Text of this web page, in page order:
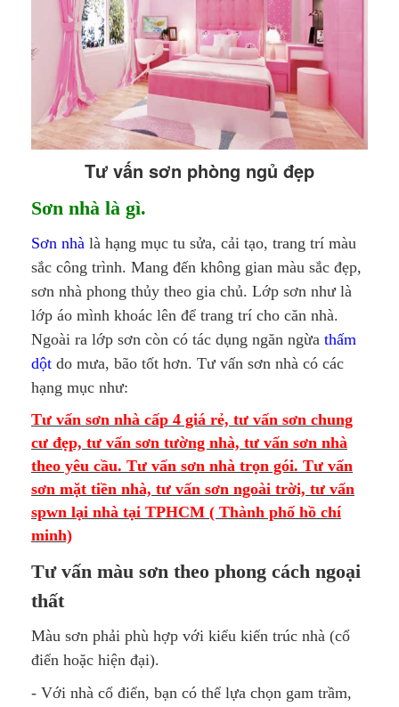
Tư vấn sơn phòng ngủ đẹp
Sơn nhà là gì.
Sơn nhà là hạng mục tu sửa, cải tạo, trang trí màu
sắc công trình. Mang đến không gian màu sắc đẹp,
sơn nhà phong thủy theo gia chủ. Lớp sơn như là
lớp áo mình khoác lên để trang trí cho căn nhà.
Ngoài ra lớp sơn còn có tác dụng ngăn ngừa thấm
dột do mưa, bão tốt hơn. Tư vấn sơn nhà có các
hạng mục như:
Tư vấn sơn nhà cấp 4 giá rẻ, tư vấn sơn chung
cư đẹp, tư vấn sơn tường nhà, tư vấn sơn nhà
theo yêu cầu. Tư vấn sơn nhà trọn gói. Tư vấn
sơn mặt tiền nhà, tư vấn sơn ngoài trời, tư vấn
spwn lại nhà tại TPHCM ( Thành phố hồ chí
minh)
Tư vấn màu sơn theo phong cách ngoại
thất
Màu sơn phải phù hợp với kiểu kiến trúc nhà (cổ
điển hoặc hiện đại).
- Với nhà cổ điển, bạn có thể lựa chọn gam trầm,